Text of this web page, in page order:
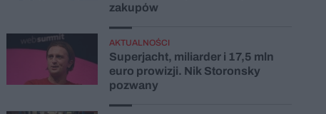
zakupów
AKTUALNOŚCI
Superjacht, miliarder i 17,5 mln
euro prowizji. Nik Storonsky
pozwany